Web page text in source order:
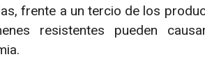
frente a un tercio de los
resistentes pueden